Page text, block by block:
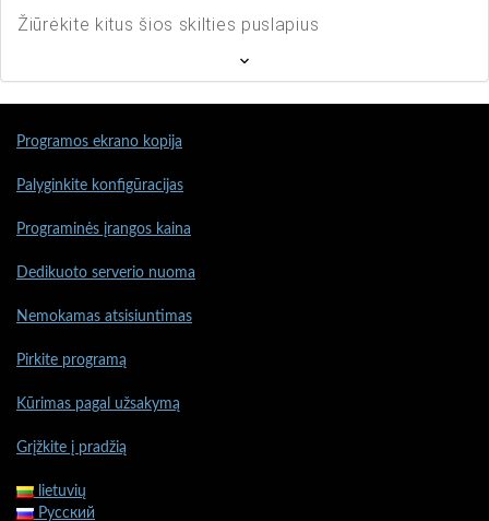
Žiūrėkite kitus šios skilties puslapius
Programos ekrano kopija
Palyginkite konfigūracijas
Programinės įrangos kaina
Dedikuoto serverio nuoma
Nemokamas atsisiuntimas
Pirkite programą
Kūrimas pagal užsakymą
Grįžkite į pradžią
lietuvių
Русский